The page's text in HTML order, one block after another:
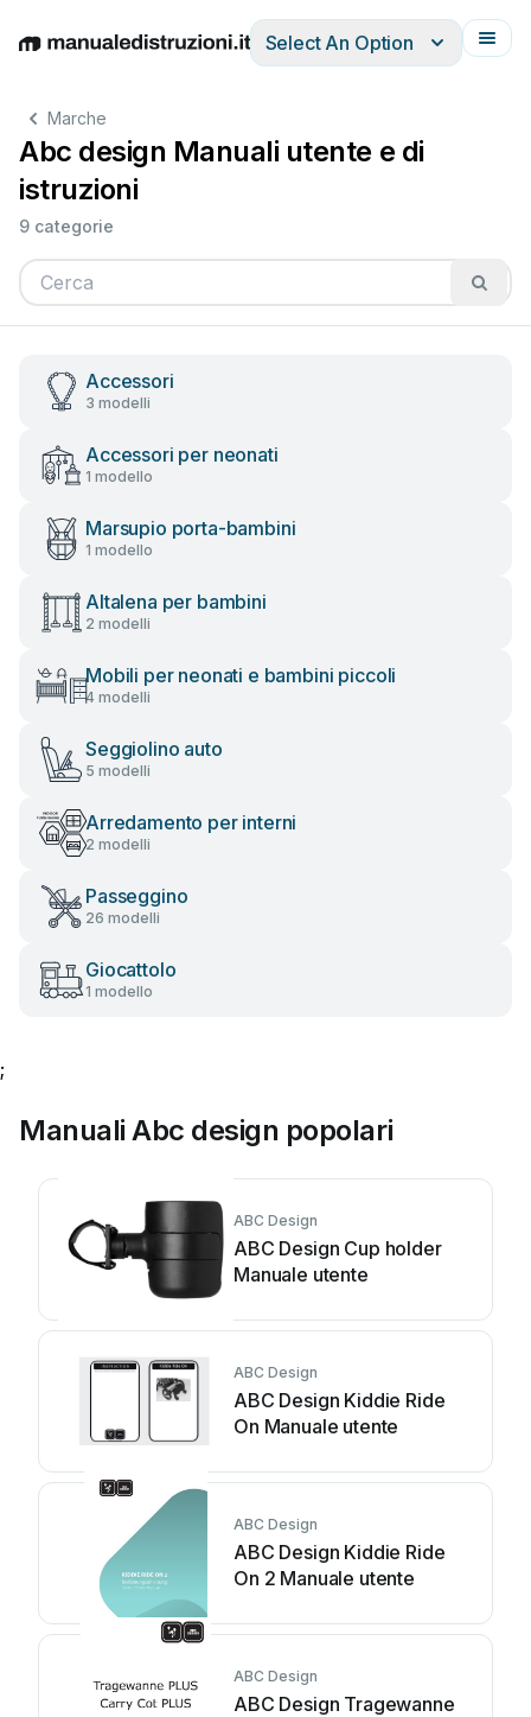
EnglishDeutschEspañolItalianoFrançais
Select An Option
Marche
Abc design Manuali utente e di
istruzioni
9 categorie
Accessori
3 modelli
Accessori per neonati
1 modello
Marsupio porta-bambini
1 modello
Altalena per bambini
2 modelli
Mobili per neonati e bambini piccoli
4 modelli
Seggiolino auto
5 modelli
Arredamento per interni
2 modelli
Passeggino
26 modelli
Giocattolo
1 modello
;
Manuali Abc design popolari
ABC Design
ABC Design Cup holder
Manuale utente
ABC Design
ABC Design Kiddie Ride
On Manuale utente
ABC Design
ABC Design Kiddie Ride
On 2 Manuale utente
ABC Design
ABC Design Tragewanne